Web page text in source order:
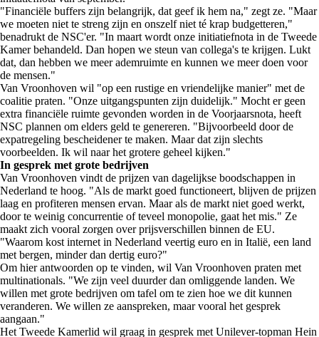
"Financiële buffers zijn belangrijk, dat geef ik hem na," zegt ze. "Maar
we moeten niet te streng zijn en onszelf niet té krap budgetteren,"
benadrukt de NSC'er. "In maart wordt onze initiatiefnota in de Tweede
Kamer behandeld. Dan hopen we steun van collega's te krijgen. Lukt
dat, dan hebben we meer ademruimte en kunnen we meer doen voor
de mensen."
Van Vroonhoven wil "op een rustige en vriendelijke manier" met de
coalitie praten. "Onze uitgangspunten zijn duidelijk." Mocht er geen
extra financiële ruimte gevonden worden in de Voorjaarsnota, heeft
NSC plannen om elders geld te genereren. "Bijvoorbeeld door de
expatregeling bescheidener te maken. Maar dat zijn slechts
voorbeelden. Ik wil naar het grotere geheel kijken."
In gesprek met grote bedrijven
Van Vroonhoven vindt de prijzen van dagelijkse boodschappen in
Nederland te hoog. "Als de markt goed functioneert, blijven de prijzen
laag en profiteren mensen ervan. Maar als de markt niet goed werkt,
door te weinig concurrentie of teveel monopolie, gaat het mis." Ze
maakt zich vooral zorgen over prijsverschillen binnen de EU.
"Waarom kost internet in Nederland veertig euro en in Italië, een land
met bergen, minder dan dertig euro?"
Om hier antwoorden op te vinden, wil Van Vroonhoven praten met
multinationals. "We zijn veel duurder dan omliggende landen. We
willen met grote bedrijven om tafel om te zien hoe we dit kunnen
veranderen. We willen ze aanspreken, maar vooral het gesprek
aangaan."
Het Tweede Kamerlid wil graag in gesprek met Unilever-topman Hein